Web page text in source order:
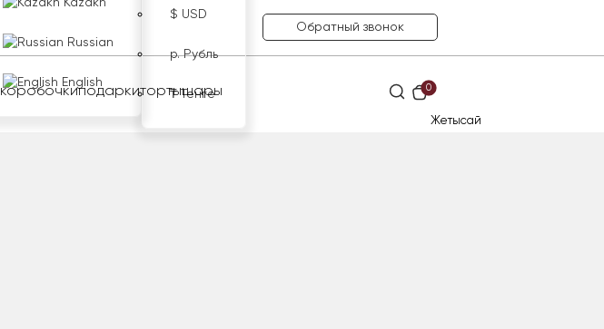
Kazakh
Russian
English
$ USD
р. Рубль
₸ Тенге
Обратный звонок
коробочкиподаркитортышары 0
Жетысай